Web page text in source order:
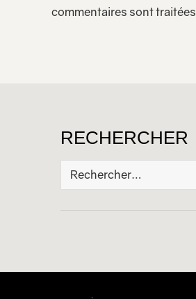
commentaires sont traitées
RECHERCHER
Rechercher :